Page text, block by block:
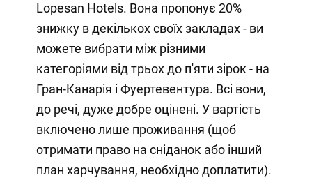
Lopesan Hotels. Вона пропонує 20%
знижку в декількох своїх закладах - ви
можете вибрати між різними
категоріями від трьох до п'яти зірок - на
Гран-Канарія і Фуертевентура. Всі вони,
до речі, дуже добре оцінені. У вартість
включено лише проживання (щоб
отримати право на сніданок або інший
план харчування, необхідно доплатити).